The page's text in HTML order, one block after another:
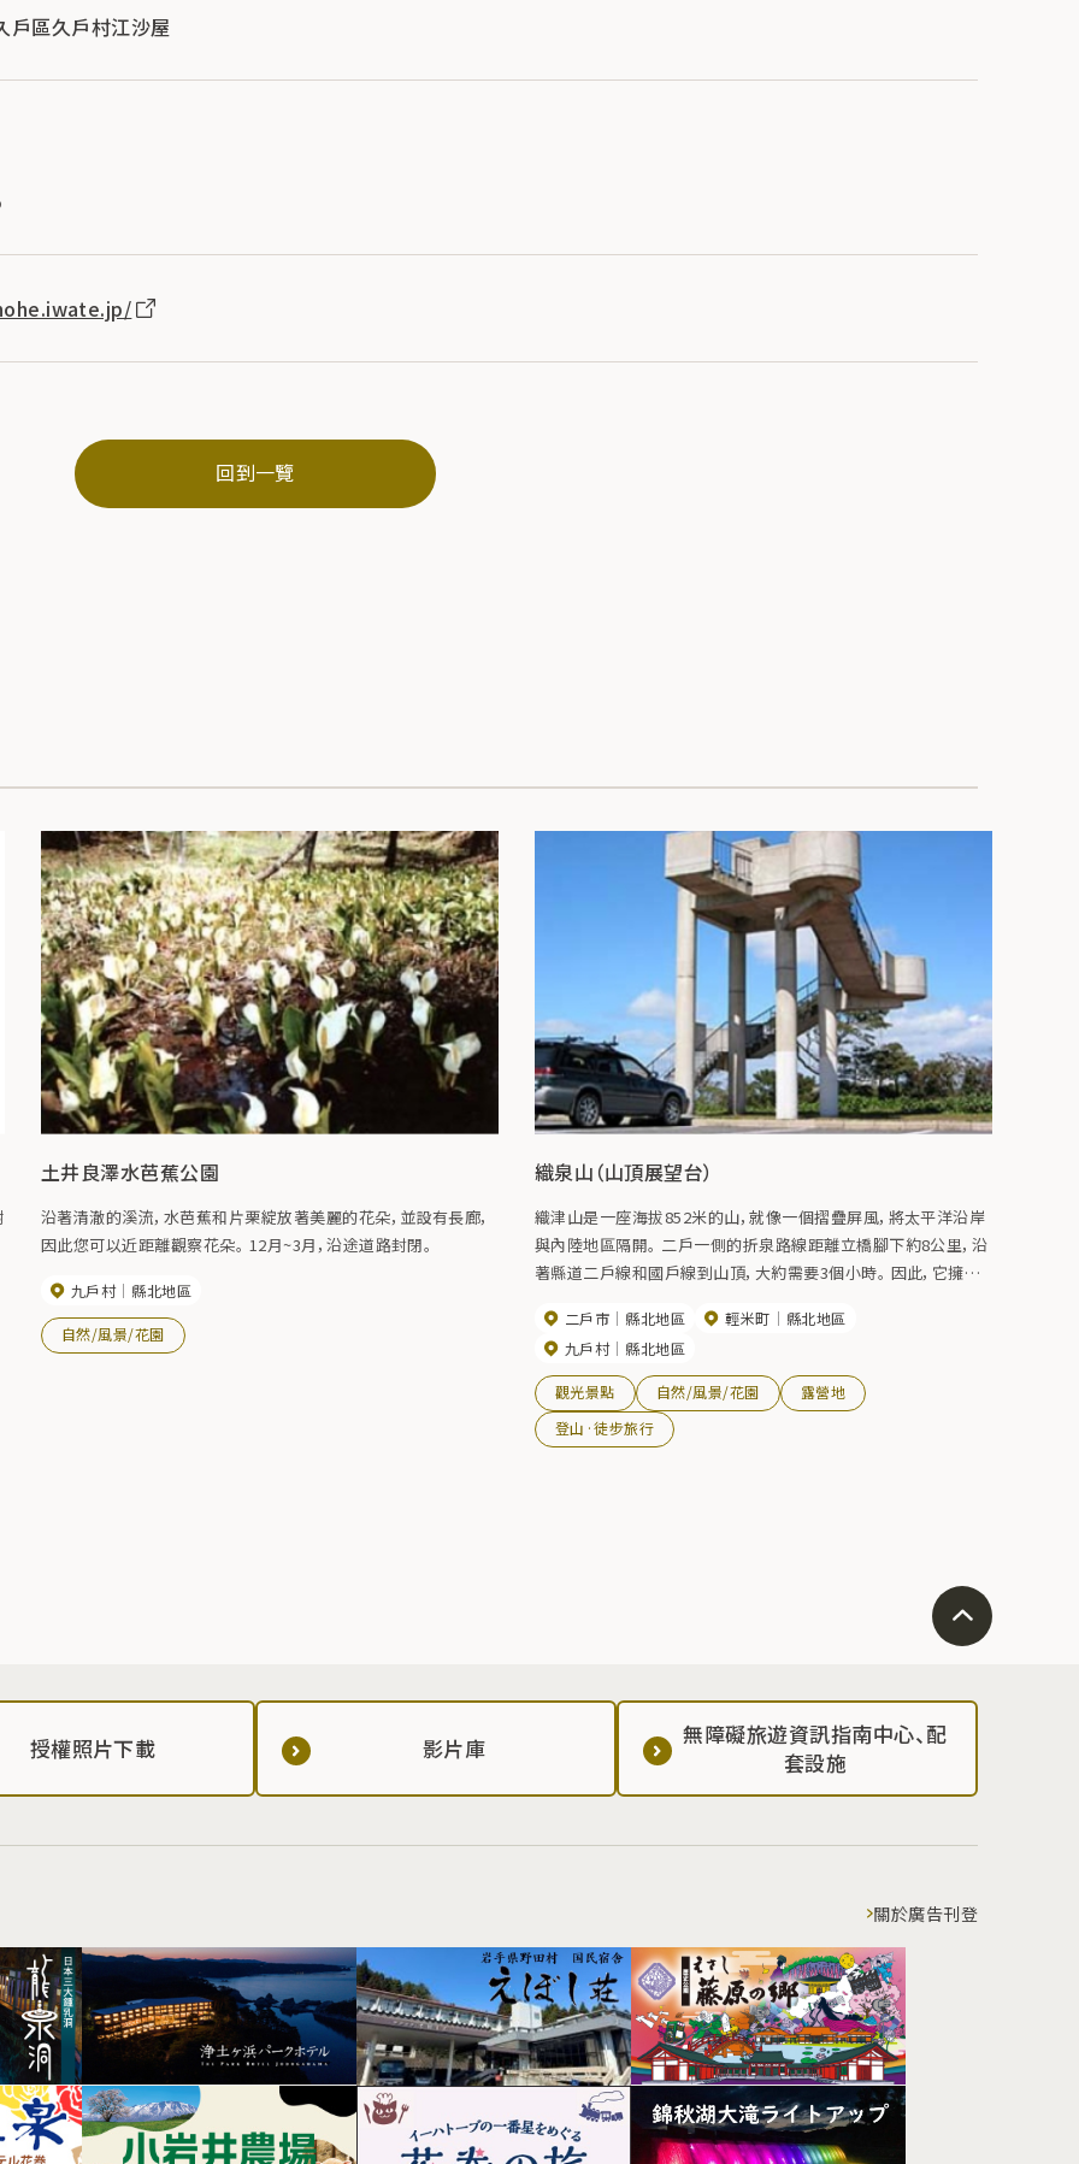
戶區久戶村江沙屋
回到一覽
土井良澤水芭蕉公園
沿著清澈的溪流，水芭蕉和片栗綻放著美麗的花朵，並設有長廊，
因此您可以近距離觀察花朵。 12月~3月，沿途道路封閉。
九戶村 縣北地區
自然/風景/花園
織泉山（山頂展望台）
織津山是一座海拔852米的山，就像一個摺疊屏風，將太平洋沿岸
與內陸地區隔開。 二戶一側的折泉路線距離立橋腳下約8公里，沿
著縣道二戶線和國戶線到山頂，大約需要3個小時。 因此，它擁有
沿海和內陸地區之間的溫差很大，經常會出現雲海，從天文臺可以
看到漂浮在雲海中的岩手山。 【期間】5月~11月
二戶市 縣北地區 輕米町
縣北地區
九戶村
縣北地區
觀光景點 自然/風景/花園
露營地
登山·徒步旅行
授權照片下載 影片庫
無障礙旅遊資訊指南中心、配
套設施
關於廣告刊登